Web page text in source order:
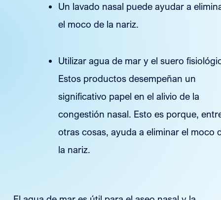
Un lavado nasal puede ayudar a
el moco de la nariz.
Utilizar agua de mar y el suero
Estos productos desempeñan un
significativo papel en el alivio de la
congestión nasal. Esto es porque,
otras cosas, ayuda a eliminar el moco
la nariz.